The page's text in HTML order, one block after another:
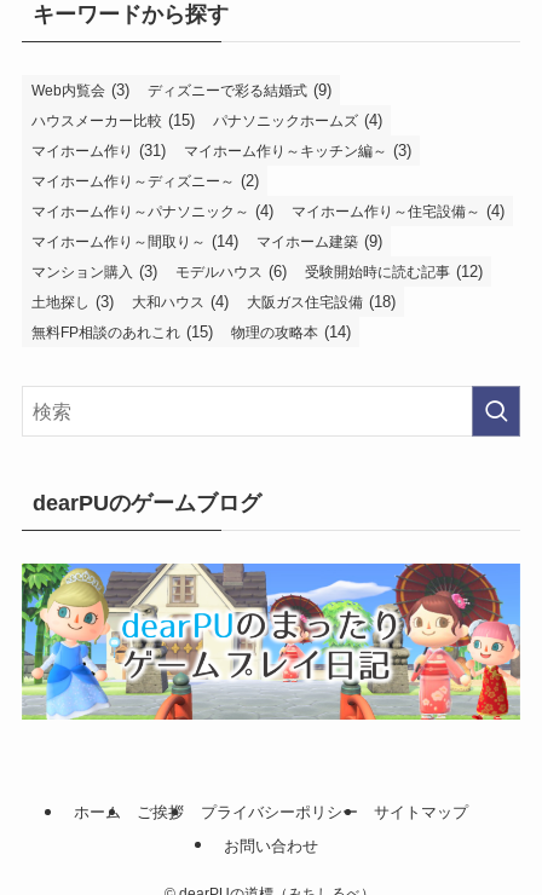
キーワードから探す
Web内覧会 (3) ディズニーで彩る結婚式 (9)
ハウスメーカー比較 (15) パナソニックホームズ (4)
マイホーム作り (31) マイホーム作り～キッチン編～ (3)
マイホーム作り～ディズニー～ (2)
マイホーム作り～パナソニック～ (4) マイホーム作り～住宅設備～ (4)
マイホーム作り～間取り～ (14) マイホーム建築 (9)
マンション購入 (3) モデルハウス (6) 受験開始時に読む記事 (12)
土地探し (3) 大和ハウス (4) 大阪ガス住宅設備 (18)
無料FP相談のあれこれ (15) 物理の攻略本 (14)
dearPUのゲームブログ
ホーム ご挨拶 プライバシーポリシー
サイトマップ
お問い合わせ